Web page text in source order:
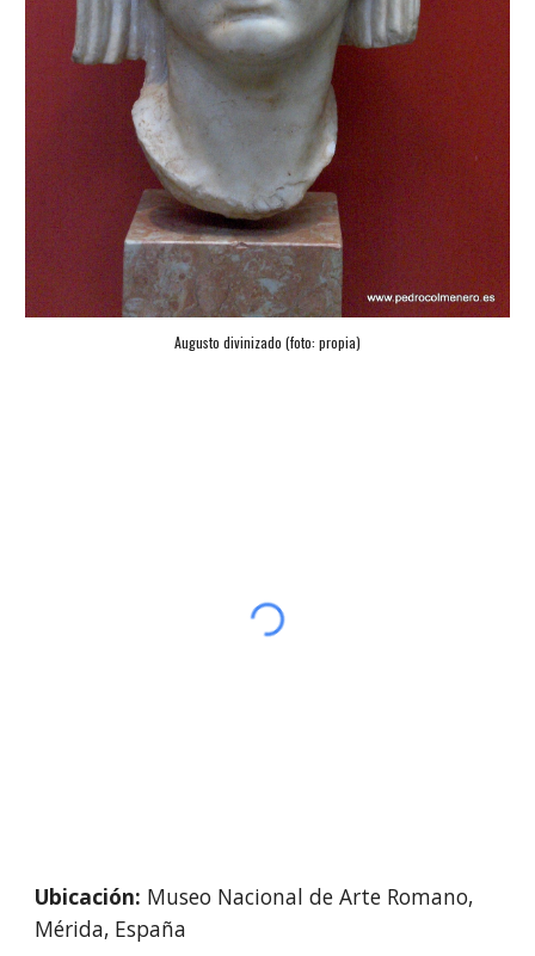
Augusto divinizado (foto: propia)
Ubicación: Museo Nacional de Arte Romano,
Mérida, España